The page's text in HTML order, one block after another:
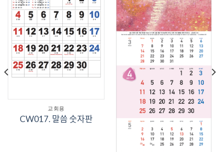
교회용
CW017. 말씀 숫자판